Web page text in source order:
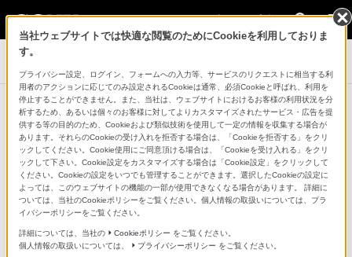
法人のお客様
業務用ディスプレイ・テレビ[法人向け] ブラビア
導入事例
遠隔診療の可能性を広げる法人向け
ブラビア
地域に期待され誕生した大型病院に
合計295台を導入
当社ウェブサイトでは快適な閲覧のためにCookieを利用しておりま
す。
プライバシー設定、ログイン、フォームへの入力等、サービスのリクエストに相当する利
用者のアクションに応じてのみ設定されるCookieは通常、必須Cookieと呼ばれ、利用を
停止することができません。また、当社は、ウェブサイトにおけるお客様の利用状況を分
析するため、あるいは個々のお客様に対してよりカスタマイズされたサービス・広告を提
供する等の目的のため、Cookieおよび類似技術を使用して一定の情報を収集する場合が
あります。それらのCookieの受け入れを拒否する場合は、「Cookieを拒否する」をクリ
ックしてください。Cookie使用にご同意頂ける場合は、「Cookieを受け入れる」をクリ
ックして下さい。Cookie設定をカスタマイズする場合は「Cookie設定」をクリックして
ください。Cookieの設定をいつでも管理することができます。選択したCookieの設定に
よっては、このウェブサイトの機能の一部が使用できなくなる場合があります。 詳細に
ついては、当社のCookieポリシーをご覧ください。個人情報の取扱いについては、プラ
イバシーポリシーをご覧ください。
詳細については、当社の Cookieポリシー をご覧ください。
個人情報の取扱いについては、
プライバシーポリシー をご覧ください。